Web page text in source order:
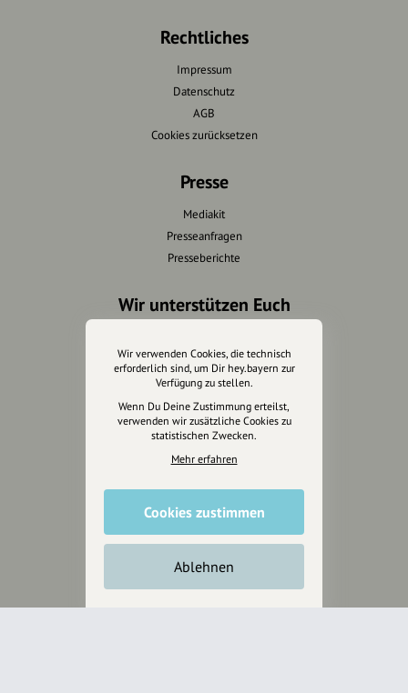
Rechtliches
Impressum
Datenschutz
AGB
Cookies zurücksetzen
Presse
Mediakit
Presseanfragen
Presseberichte
Wir unterstützen Euch
Marketing
Design & Branding
Anakin Design
hey.bayern ist ein Projekt von
uns für unsere Region und
Wir verwenden Cookies, die technisch
erforderlich sind, um Dir hey.bayern zur
Verfügung zu stellen.
Wenn Du Deine Zustimmung erteilst,
verwenden wir zusätzliche Cookies zu
statistischen Zwecken.
Mehr erfahren
Cookies zustimmen
Ablehnen